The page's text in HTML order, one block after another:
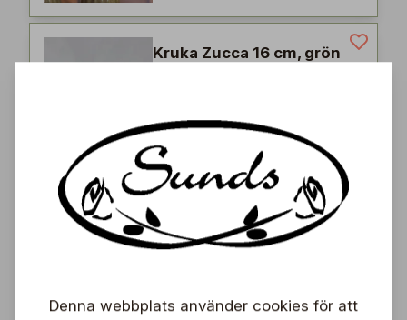
Kruka Zucca 16 cm, grön
€
Kruka Victoria, S
Affari
21,90
Denna webbplats använder cookies för att